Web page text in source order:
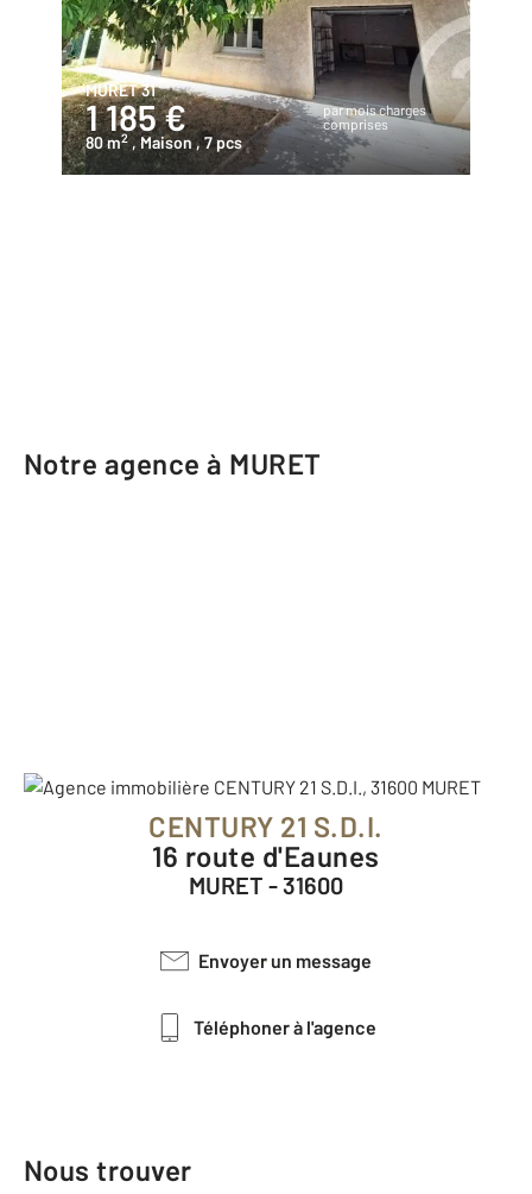
MURET 31
1 185 €
par mois charges
comprises
80 m2 , Maison , 7 pcs
Notre agence à MURET
CENTURY 21 S.D.I.
16 route d'Eaunes
MURET - 31600
Envoyer un message
Téléphoner à l'agence
Nous trouver